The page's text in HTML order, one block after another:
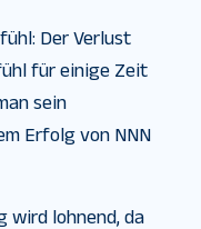
Der Verlust
für einige Zeit
sein
Erfolg von NNN
wird lohnend, da